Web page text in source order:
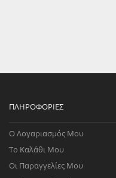
ΠΛΗΡΟΦΟΡΊΕΣ
Ο Λογαριασμός Μου
Το Καλάθι Μου
Οι Παραγγελίες Μου